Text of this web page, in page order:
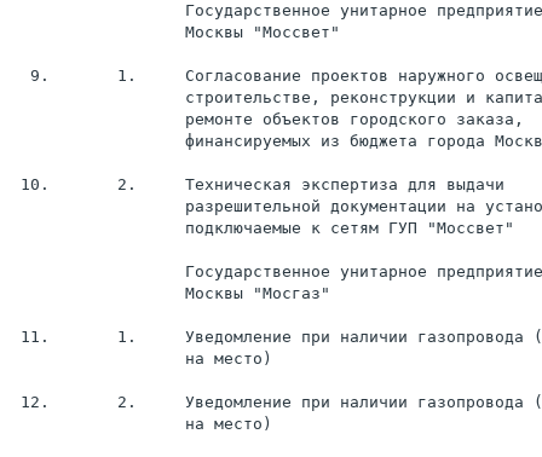
Государственное унитарное
                  Москвы "Моссвет"
9.       1.     Согласование проектов наружного
строительстве, реконструкции и
                  ремонте объектов городского заказа,
финансируемых из бюджета города
10.       2.     Техническая экспертиза для выдачи
разрешительной документации на
                  подключаемые к сетям ГУП "Моссвет"
Государственное унитарное
                  Москвы "Мосгаз"
11.       1.     Уведомление при наличии газопровода
                  на место)
12.       2.     Уведомление при наличии газопровода
                  на место)